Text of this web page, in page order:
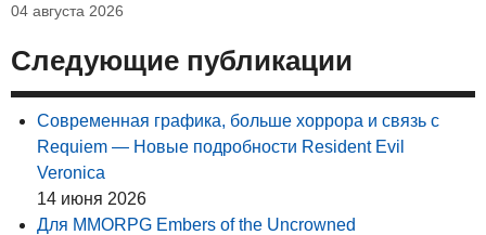
04 августа 2026
Следующие публикации
Современная графика, больше хоррора и связь с
Requiem — Новые подробности Resident Evil
Veronica
14 июня 2026
Для MMORPG Embers of the Uncrowned